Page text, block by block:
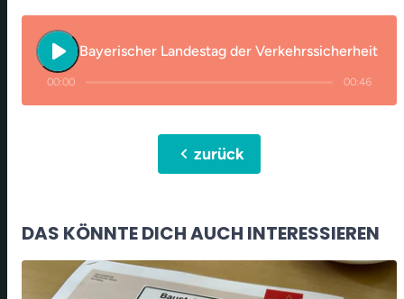
play_arrow Bayerischer Landestag der Verkehrssicherheit
00:00 00:46
chevron_leftzurück
DAS KÖNNTE DICH AUCH INTERESSIEREN